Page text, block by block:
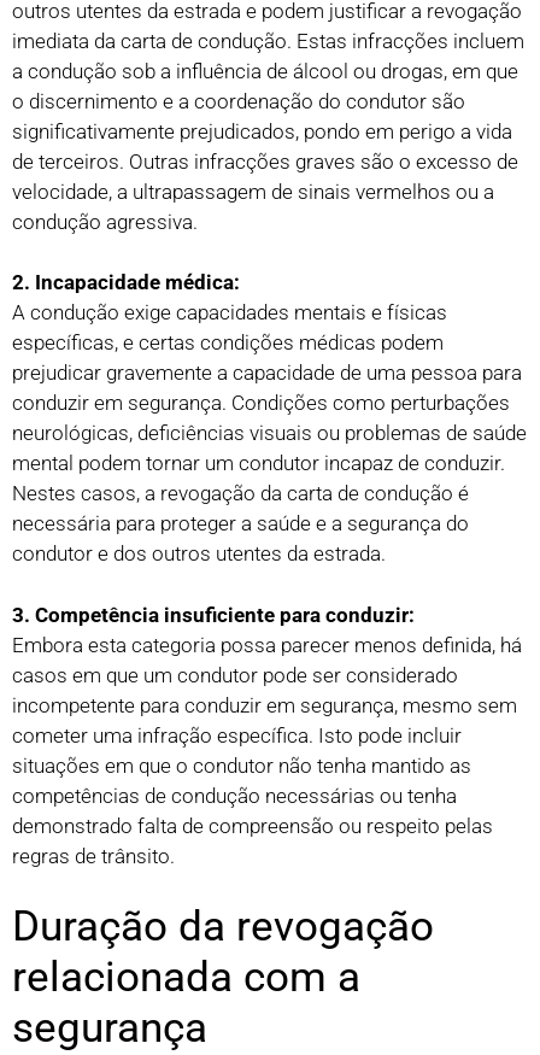
outros utentes da estrada e podem justificar a revogação
imediata da carta de condução. Estas infracções incluem
a condução sob a influência de álcool ou drogas, em que
o discernimento e a coordenação do condutor são
significativamente prejudicados, pondo em perigo a vida
de terceiros. Outras infracções graves são o excesso de
velocidade, a ultrapassagem de sinais vermelhos ou a
condução agressiva.
2. Incapacidade médica:
A condução exige capacidades mentais e físicas
específicas, e certas condições médicas podem
prejudicar gravemente a capacidade de uma pessoa para
conduzir em segurança. Condições como perturbações
neurológicas, deficiências visuais ou problemas de saúde
mental podem tornar um condutor incapaz de conduzir.
Nestes casos, a revogação da carta de condução é
necessária para proteger a saúde e a segurança do
condutor e dos outros utentes da estrada.
3. Competência insuficiente para conduzir:
Embora esta categoria possa parecer menos definida, há
casos em que um condutor pode ser considerado
incompetente para conduzir em segurança, mesmo sem
cometer uma infração específica. Isto pode incluir
situações em que o condutor não tenha mantido as
competências de condução necessárias ou tenha
demonstrado falta de compreensão ou respeito pelas
regras de trânsito.
Duração da revogação
relacionada com a
segurança